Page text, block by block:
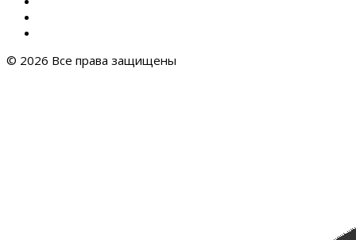
© 2026 Все права защищены